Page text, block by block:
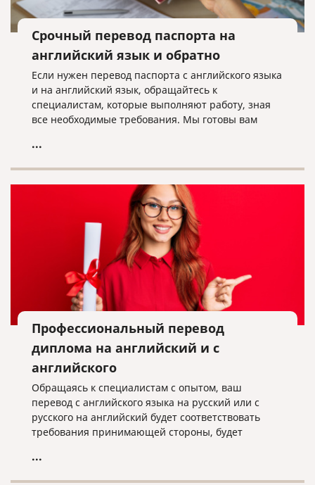
Срочный перевод паспорта на
английский язык и обратно
Если нужен перевод паспорта с английского языка
и на английский язык, обращайтесь к
специалистам, которые выполняют работу, зная
все необходимые требования. Мы готовы вам
...
Профессиональный перевод
диплома на английский и с
английского
Обращаясь к специалистам с опытом, ваш
перевод с английского языка на русский или с
русского на английский будет соответствовать
требования принимающей стороны, будет
...